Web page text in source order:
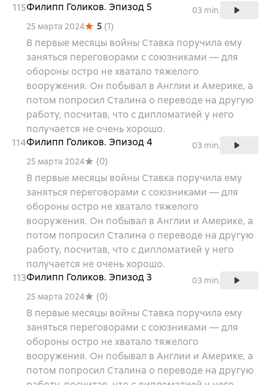
115Филипп Голиков. Эпизод 5
03 min.
25 марта 2024
5 (1)
В первые месяцы войны Ставка поручила ему
заняться переговорами с союзниками — для
обороны остро не хватало тяжелого
вооружения. Он побывал в Англии и Америке, а
потом попросил Сталина о переводе на другую
работу, посчитав, что с дипломатией у него
получается не очень хорошо.
114Филипп Голиков. Эпизод 4
03 min.
25 марта 2024
(0)
В первые месяцы войны Ставка поручила ему
заняться переговорами с союзниками — для
обороны остро не хватало тяжелого
вооружения. Он побывал в Англии и Америке, а
потом попросил Сталина о переводе на другую
работу, посчитав, что с дипломатией у него
получается не очень хорошо.
113Филипп Голиков. Эпизод 3
03 min.
25 марта 2024
(0)
В первые месяцы войны Ставка поручила ему
заняться переговорами с союзниками — для
обороны остро не хватало тяжелого
вооружения. Он побывал в Англии и Америке, а
потом попросил Сталина о переводе на другую